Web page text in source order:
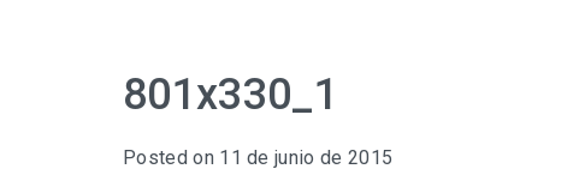
801x330_1
Posted on 11 de junio de 2015